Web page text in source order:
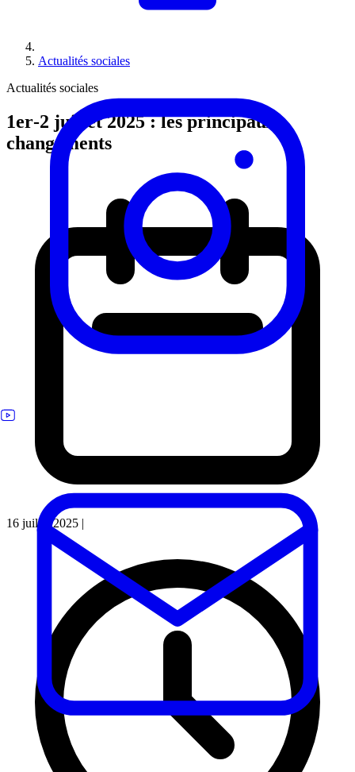
Actualités sociales
Actualités sociales
1er‑2 juillet 2025 : les principaux
changements
16 juillet 2025 |